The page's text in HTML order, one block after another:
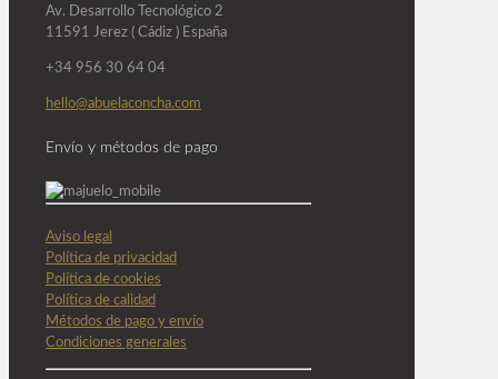
Av. Desarrollo Tecnológico 2
11591 Jerez ( Cádiz ) España
+34 956 30 64 04
hello@abuelaconcha.com
Envío y métodos de pago
Aviso legal
Política de privacidad
Política de cookies
Política de calidad
Métodos de pago y envío
Condiciones generales